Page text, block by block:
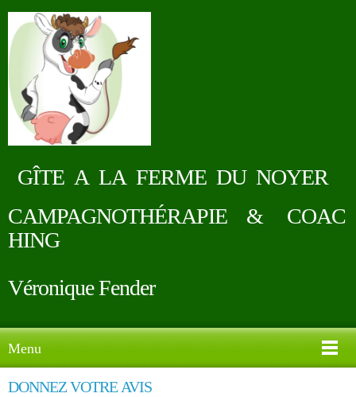
GÎTE A LA FERME DU NOYER
CAMPAGNOTHÉRAPIE & COAC
HING
Véronique Fender
Menu
DONNEZ VOTRE AVIS